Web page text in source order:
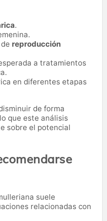
.
reproducción
a tratamientos
en diferentes etapas
de forma
que este análisis
sobre el potencial
suele
relacionadas con